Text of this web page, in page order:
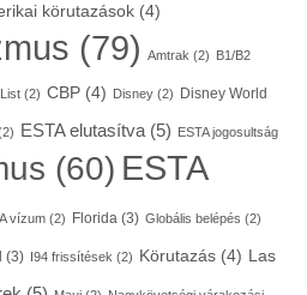
körutazások (4)
(79) Amtrak (2) B1/B2
(2) CBP (4) Disney (2) Disney World
ESTA elutasítva(5) ESTA jogosultság
(60) ESTA
vízum (2) Florida (3) Globális belépés (2)
(3) I94 frissítések (2) Körutazás (4) Las